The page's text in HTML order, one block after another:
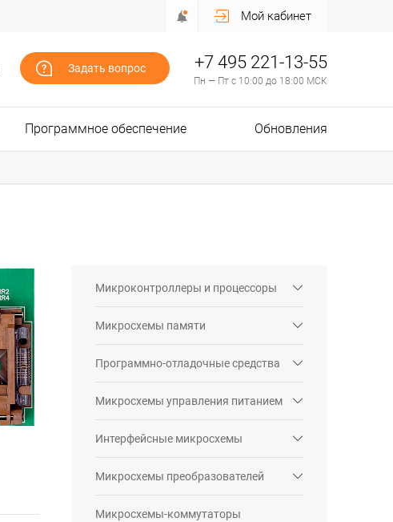
Мой кабинет
Задать вопрос +7 495 221-13-55
Пн — Пт с 10:00 до 18:00 МСК
Программное обеспечение Обновления
Микроконтроллеры и процессоры
Микросхемы памяти
Программно-отладочные средства
Микросхемы управления питанием
Интерфейсные микросхемы
Микросхемы преобразователей
Микросхемы-коммутаторы